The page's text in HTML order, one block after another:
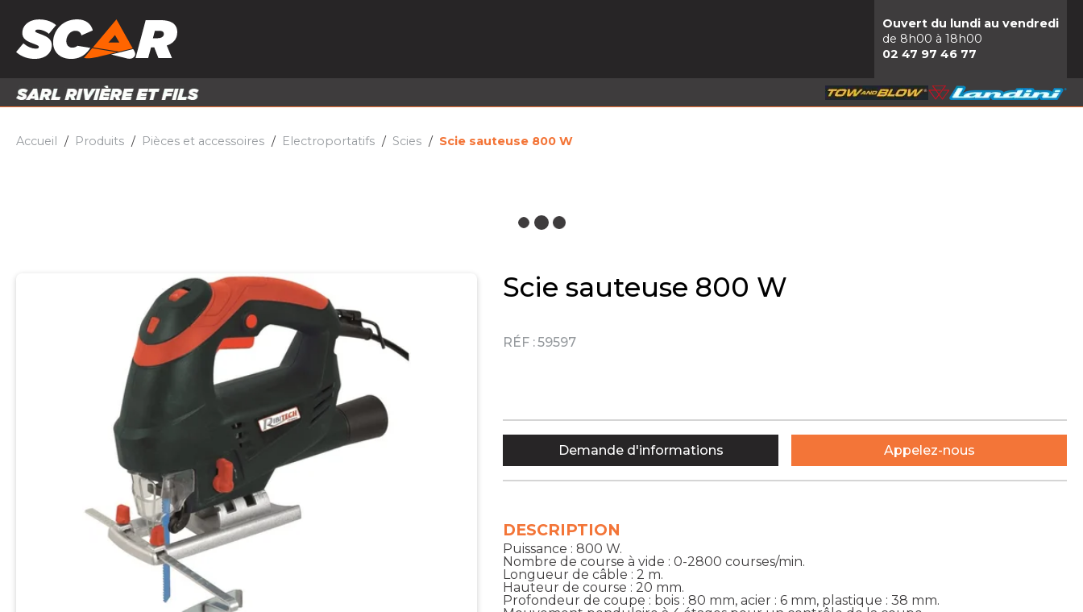
PIÈCES ET ACCESSOIRES
Ouvert du lundi au vendredi
de 8h00 à 18h00
02 47 97 46 77
Accueil Produits Pièces et accessoires Electroportatifs Scies Scie sauteuse 800 W
Scie sauteuse 800 W
RÉF :59597
DESCRIPTION
Puissance : 800 W.
Nombre de course à vide : 0-2800 courses/min.
Longueur de câble : 2 m.
Hauteur de course : 20 mm.
Profondeur de coupe : bois : 80 mm, acier : 6 mm, plastique : 38 mm.
Demande d'informations Appelez-nous